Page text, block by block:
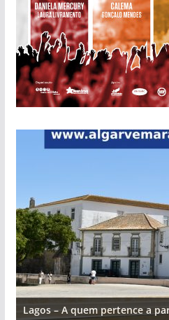
Lagos – A quem pertence a